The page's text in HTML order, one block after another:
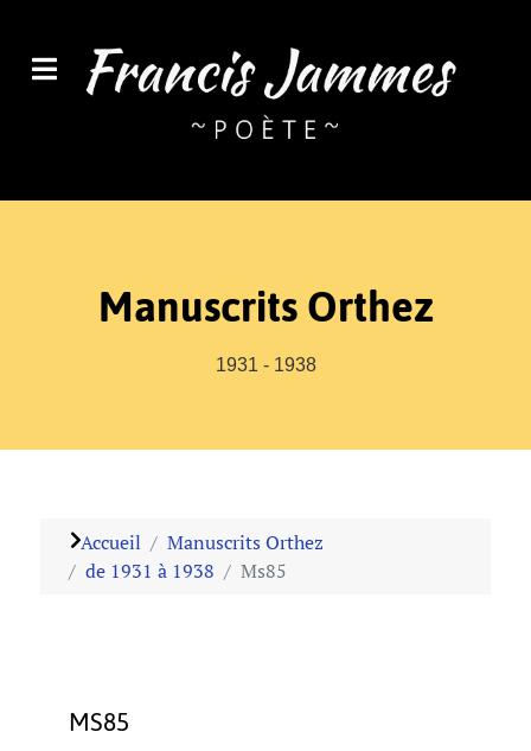
Manuscrits Orthez
1931 - 1938
Accueil
Manuscrits Orthez
de 1931 à 1938
Ms85
MS85